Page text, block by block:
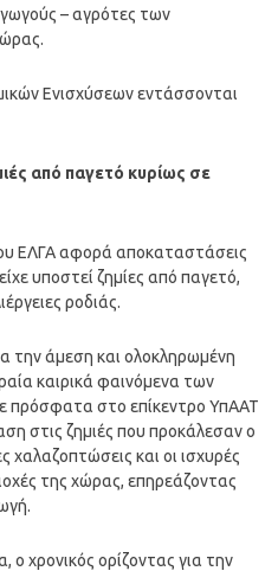
– αγρότες των
Ενισχύσεων εντάσσονται
από παγετό κυρίως σε
ΕΛΓΑ αφορά αποκαταστάσεις
υποστεί ζημίες από παγετό,
ροδιάς.
την άμεση και ολοκληρωμένη
καιρικά φαινόμενα των
πρόσφατα στο επίκεντρο ΥπΑΑΤ
στις ζημιές που προκάλεσαν ο
χαλαζοπτώσεις και οι ισχυρές
της χώρας, επηρεάζοντας
χρονικός ορίζοντας για την